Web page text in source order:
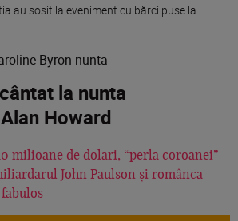
au sosit la eveniment cu bărci puse la
la nunta
Howard
milioane de dolari, “perla coroanei”
John Paulson și românca
fabulos